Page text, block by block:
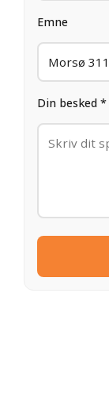
Emne
Din besked *